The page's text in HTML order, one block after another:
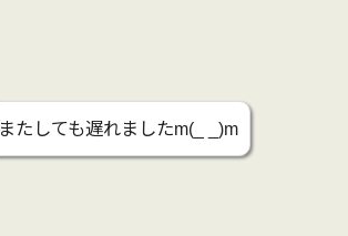
またしても遅れましたm(_ _)m